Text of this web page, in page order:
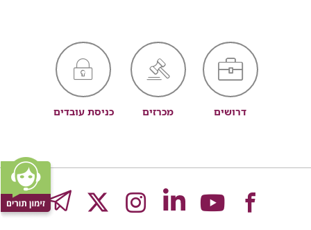
דרושים מכרזים כניסת עובדים
לעמוד
לעמוד
לעמוד
לעמוד
לעמוד